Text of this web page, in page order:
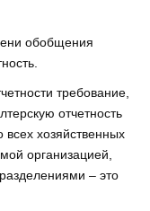
обобщения
требование,
отчетность
хозяйственных
организацией,
– это